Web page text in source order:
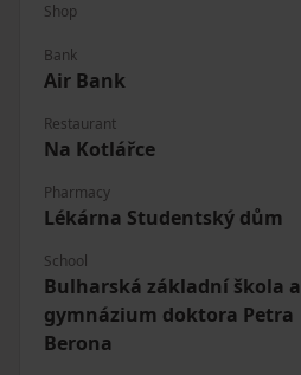
Shop
Bank
Air Bank
Restaurant
Na Kotlářce
Pharmacy
Lékárna Studentský dům
School
Bulharská základní škola a
gymnázium doktora Petra
Berona